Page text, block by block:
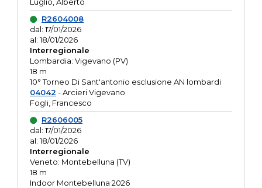
R2604008
dal: 17/01/2026
al: 18/01/2026
Interregionale
Lombardia: Vigevano (PV)
18 m
10° Torneo Di Sant'antonio esclusione AN lombardi
04042 - Arcieri Vigevano
Fogli, Francesco
R2606005
dal: 17/01/2026
al: 18/01/2026
Interregionale
Veneto: Montebelluna (TV)
18 m
Indoor Montebelluna 2026